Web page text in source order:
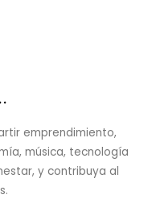
emprendimiento,
música, tecnología
y contribuya al